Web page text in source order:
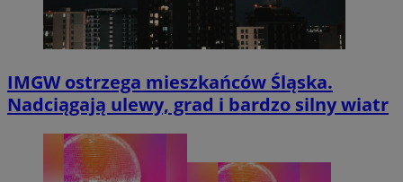
IMGW ostrzega mieszkańców Śląska.
Nadciągają ulewy, grad i bardzo silny wiatr